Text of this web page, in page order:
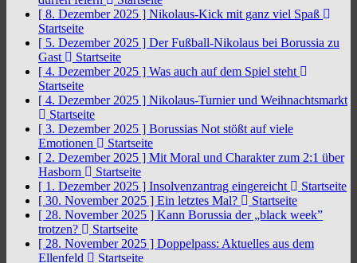
[ 8. Dezember 2025 ] Nikolaus-Kick mit ganz viel Spaß
Startseite
[ 5. Dezember 2025 ] Der Fußball-Nikolaus bei Borussia zu
Gast
Startseite
[ 4. Dezember 2025 ] Was auch auf dem Spiel steht
Startseite
[ 4. Dezember 2025 ] Nikolaus-Turnier und Weihnachtsmarkt
Startseite
[ 3. Dezember 2025 ] Borussias Not stößt auf viele
Emotionen
Startseite
[ 2. Dezember 2025 ] Mit Moral und Charakter zum 2:1 über
Hasborn
Startseite
[ 1. Dezember 2025 ] Insolvenzantrag eingereicht
Startseite
[ 30. November 2025 ] Ein letztes Mal?
Startseite
[ 28. November 2025 ] Kann Borussia der „black week”
trotzen?
Startseite
[ 28. November 2025 ] Doppelpass: Aktuelles aus dem
Ellenfeld
Startseite